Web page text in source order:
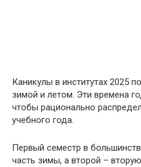
Каникулы в институтах 2025
зимой и летом. Эти времена
чтобы рационально
учебного года.
Первый семестр в
часть зимы, а второй –